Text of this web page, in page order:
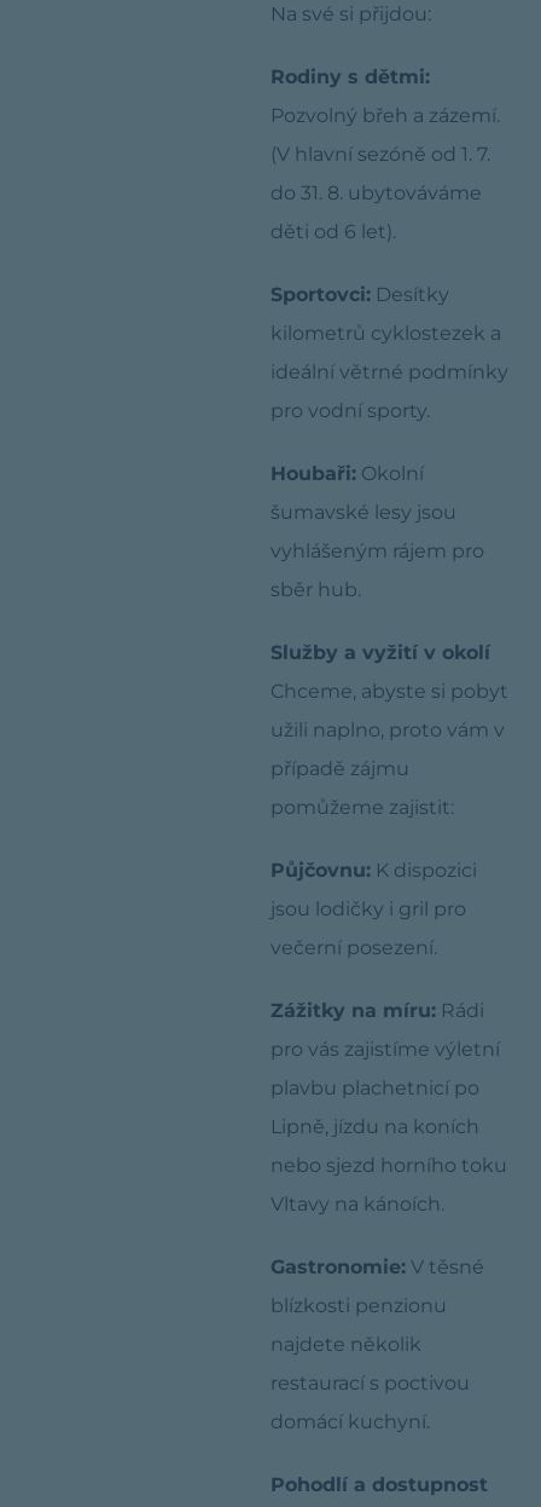
Na své si přijdou:
Rodiny s dětmi:
Pozvolný břeh a zázemí.
(V hlavní sezóně od 1. 7.
do 31. 8. ubytováváme
děti od 6 let).
Sportovci: Desítky
kilometrů cyklostezek a
ideální větrné podmínky
pro vodní sporty.
Houbaři: Okolní
šumavské lesy jsou
vyhlášeným rájem pro
sběr hub.
Služby a vyžití v okolí
Chceme, abyste si pobyt
užili naplno, proto vám v
případě zájmu
pomůžeme zajistit:
Půjčovnu: K dispozici
jsou lodičky i gril pro
večerní posezení.
Zážitky na míru: Rádi
pro vás zajistíme výletní
plavbu plachetnicí po
Lipně, jízdu na koních
nebo sjezd horního toku
Vltavy na kánoích.
Gastronomie: V těsné
blízkosti penzionu
najdete několik
restaurací s poctivou
domácí kuchyní.
Pohodlí a dostupnost